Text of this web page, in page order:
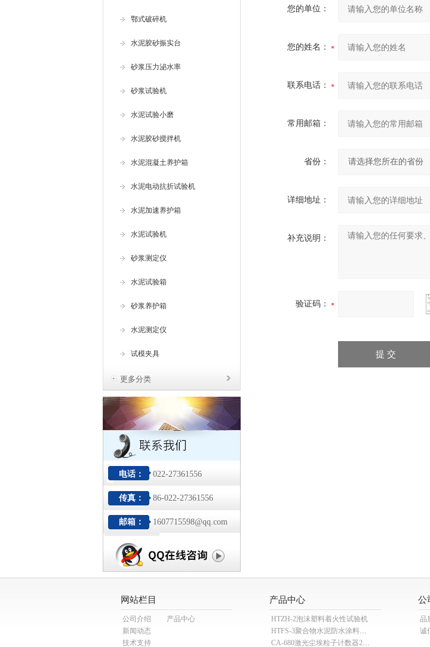
鄂式破碎机
水泥胶砂振实台
砂浆压力泌水率
砂浆试验机
水泥试验小磨
水泥胶砂搅拌机
水泥混凝土养护箱
水泥电动抗折试验机
水泥加速养护箱
水泥试验机
砂浆测定仪
水泥试验箱
砂浆养护箱
水泥测定仪
试模夹具
更多分类
电话： 022-27361556
传真： 86-022-27361556
邮箱： 1607715598@qq.com
您的单位：
您的姓名：
联系电话：
常用邮箱：
省份：
详细地址：
补充说明：
验证码：
网站栏目
公司介绍
产品中心
新闻动态
技术支持
产品中心
HTZH-2泡沫塑料着火性试验机
HTFS-3聚合物水泥防水涂料分散机
CA-680激光尘埃粒子计数器28.3L
公
品
诚